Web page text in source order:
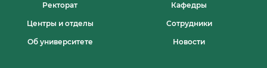
Ректорат Кафедры
Центры и отделы Сотрудники
Об университете Новости